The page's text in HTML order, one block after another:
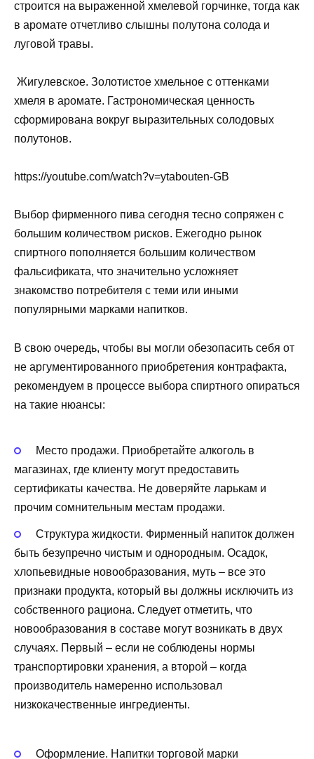
строится на выраженной хмелевой горчинке, тогда как
в аромате отчетливо слышны полутона солода и
луговой травы.
Жигулевское. Золотистое хмельное с оттенками
хмеля в аромате. Гастрономическая ценность
сформирована вокруг выразительных солодовых
полутонов.
https://youtube.com/watch?v=ytabouten-GB
Выбор фирменного пива сегодня тесно сопряжен с
большим количеством рисков. Ежегодно рынок
спиртного пополняется большим количеством
фальсификата, что значительно усложняет
знакомство потребителя с теми или иными
популярными марками напитков.
В свою очередь, чтобы вы могли обезопасить себя от
не аргументированного приобретения контрафакта,
рекомендуем в процессе выбора спиртного опираться
на такие нюансы:
Место продажи. Приобретайте алкоголь в
магазинах, где клиенту могут предоставить
сертификаты качества. Не доверяйте ларькам и
прочим сомнительным местам продажи.
Структура жидкости. Фирменный напиток должен
быть безупречно чистым и однородным. Осадок,
хлопьевидные новообразования, муть – все это
признаки продукта, который вы должны исключить из
собственного рациона. Следует отметить, что
новообразования в составе могут возникать в двух
случаях. Первый – если не соблюдены нормы
транспортировки хранения, а второй – когда
производитель намеренно использовал
низкокачественные ингредиенты.
Оформление. Напитки торговой марки